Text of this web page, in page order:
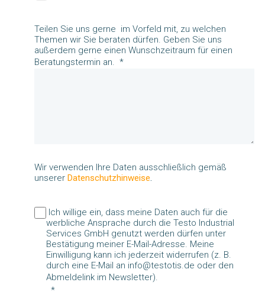
Teilen Sie uns gerne im Vorfeld mit, zu welchen
Themen wir Sie beraten dürfen. Geben Sie uns
außerdem gerne einen Wunschzeitraum für einen
Beratungstermin an.
Wir verwenden Ihre Daten ausschließlich gemäß
unserer Datenschutzhinweise.
Ich willige ein, dass meine Daten auch für die
werbliche Ansprache durch die Testo Industrial
Services GmbH genutzt werden dürfen unter
Bestätigung meiner E-Mail-Adresse. Meine
Einwilligung kann ich jederzeit widerrufen (z. B.
durch eine E-Mail an info@testotis.de oder den
Abmeldelink im Newsletter).